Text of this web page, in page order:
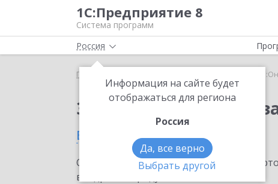
1С:Предприятие 8
Система программ
Россия
Информация на сайте будет
отображаться для региона
Россия
Да, все верно
Выбрать другой
Главная
Заказать 1С:Онлайн-
в Электростали
Ознакомьтесь с информационными
внедрение продукта.